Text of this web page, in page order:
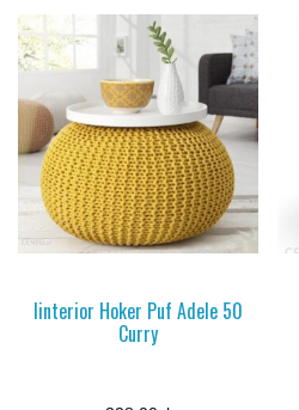
Iinterior Hoker Puf Adele 50
Curry